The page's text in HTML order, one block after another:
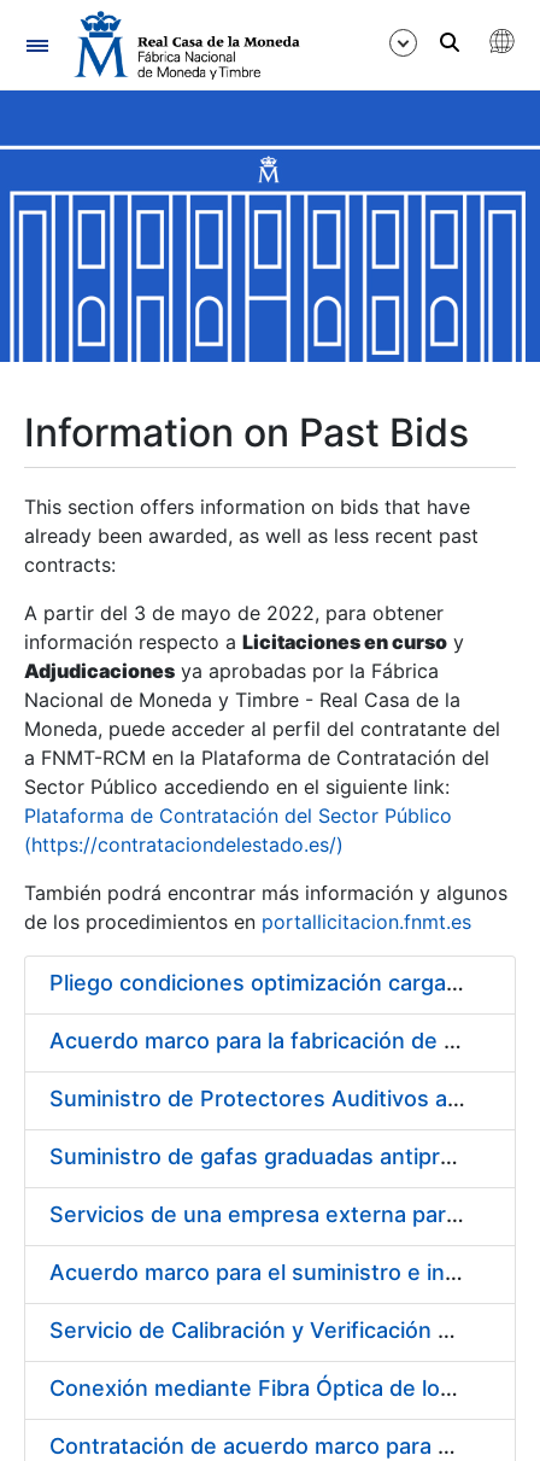
Navigation
Show/Hide
Show/Hide
Show/Hide
Show/Hide
Show/Hide
Show/Hide
Information on Past Bids
This section offers information on bids that have
already been awarded, as well as less recent past
contracts:
A partir del 3 de mayo de 2022, para obtener
información respecto a Licitaciones en curso y
Adjudicaciones ya aprobadas por la Fábrica
Nacional de Moneda y Timbre - Real Casa de la
Moneda, puede acceder al perfil del contratante del
a FNMT-RCM en la Plataforma de Contratación del
Sector Público accediendo en el siguiente link:
Plataforma de Contratación del Sector Público
(https://contrataciondelestado.es/)
También podrá encontrar más información y algunos
de los procedimientos en portallicitacion.fnmt.es
Pliego condiciones optimización cargas compras firmado
Acuerdo marco para la fabricación de piezas
Suministro de Protectores Auditivos a medida para las personas trabajadoras de los Centros de Trabajo de Madrid y Burgos
Suministro de gafas graduadas antiproyecciones para los trabajadores de la FNMT-RCM en los centros de trabajo de Madrid y Burgos
Servicios de una empresa externa para el asesoramiento y resolución de los recursos de alzada que se presentan relacionados con procesos de selección para la FNMT-RCM
Acuerdo marco para el suministro e instalación de persianas, estores y otros complementos
Servicio de Calibración y Verificación Externa de los Equipos de Medición del Servicio de Prevención de la FNMT-RCM
Conexión mediante Fibra Óptica de los Centros de Proceso de Datos (CPDs) de las sedes de la FNMT-RCM de Burgos y Madrid
Contratación de acuerdo marco para el Suministro de Material de Electricidad para la Fábrica Nacional de Moneda y Timbre-Real Casa de la Moneda en su centro de trabajo de Burgos